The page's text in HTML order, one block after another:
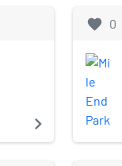
navigate_next
favorite 0